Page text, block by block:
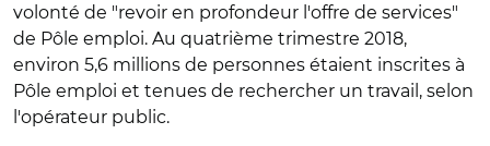
volonté de "revoir en profondeur l'offre de services"
de Pôle emploi. Au quatrième trimestre 2018,
environ 5,6 millions de personnes étaient inscrites à
Pôle emploi et tenues de rechercher un travail, selon
l'opérateur public.